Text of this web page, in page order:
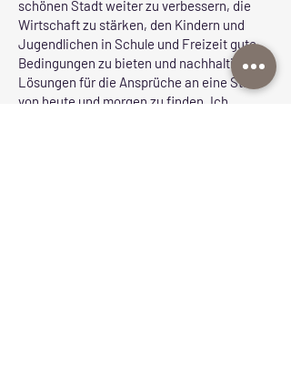
schönen Stadt weiter zu verbessern, die
Wirtschaft zu stärken, den Kindern und
Jugendlichen in Schule und Freizeit gute
Bedingungen zu bieten und nachhaltige
Lösungen für die Ansprüche an eine Stadt
von heute und morgen zu finden. Ich